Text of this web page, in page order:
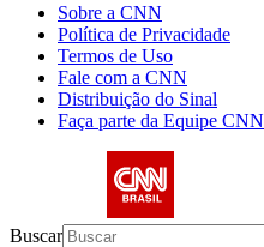
Sobre a CNN
Política de Privacidade
Termos de Uso
Fale com a CNN
Distribuição do Sinal
Faça parte da Equipe CNN
Buscar